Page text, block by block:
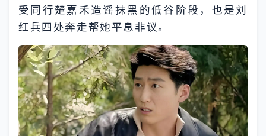
受同行楚嘉禾造谣抹黑的低谷阶段，也是刘
红兵四处奔走帮她平息非议。